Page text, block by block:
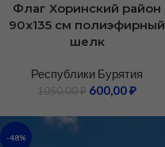
Флаг Хоринский район
90х135 см полиэфирный
шелк
Республики Бурятия
1050,00₽ 600,00₽
-48%